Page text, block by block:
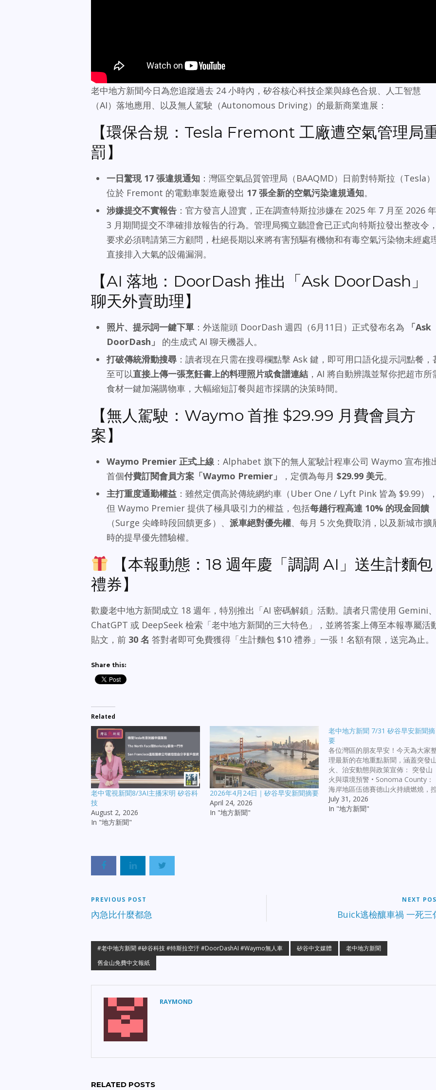
老中地方新聞今日為您追蹤過去 24 小時內，矽谷核心科技企業與綠色合規、人工智慧
（AI）落地應用、以及無人駕駛（Autonomous Driving）的最新商業進展：
【環保合規：Tesla Fremont 工廠遭空氣管理局
罰】
一日驚現 17 張違規通知 ：灣區空氣品質管理局（BAAQMD）日前對特斯拉（Tesla）
位於 Fremont 的電動車製造廠發出 17 張全新的空氣污染違規通知。
涉嫌提交不實報告 ：官方發言人證實，正在調查特斯拉涉嫌在 2025 年 7 月至 2026 年
3 月期間提交不準確排放報告的行為。管理局獨立聽證會已正式向特斯拉發出整改令，
要求必須聘請第三方顧問，杜絕長期以來將有害預驅有機物和有毒空氣污染物未經處
直接排入大氣的設備漏洞。
【AI 落地：DoorDash 推出「Ask DoorDash」
聊天外賣助理】
照片、提示詞一鍵下單 ：外送龍頭 DoorDash 週四（6月11日）正式發布名為
「Ask
DoorDash」
的生成式 AI 聊天機器人。
打破傳統滑動搜尋 ：讀者現在只需在搜尋欄點擊 Ask 鍵，即可用口語化提示詞點餐，
至可以直接上傳一張烹飪書上的料理照片或食譜連結 ，AI 將自動辨識並幫你把超市所
食材一鍵加滿購物車，大幅縮短訂餐與超市採購的決策時間。
【無人駕駛：Waymo 首推 $29.99 月費會員方
案】
Waymo Premier 正式上線 ：Alphabet 旗下的無人駕駛計程車公司 Waymo 宣布推
首個付費訂閱會員方案「Waymo Premier」 ，定價為每月 $29.99 美元。
主打重度通勤權益 ：雖然定價高於傳統網約車（Uber One / Lyft Pink 皆為 $9.99），
但 Waymo Premier 提供了極具吸引力的權益，包括每趟行程高達 10% 的現金回饋
（Surge 尖峰時段回饋更多）、 派車絕對優先權、每月 5 次免費取消，以及新城市擴
時的提早優先體驗權。
【本報動態：18 週年慶「調調 AI」送生計麵包
禮券】
歡慶老中地方新聞成立 18 週年，特別推出「AI 密碼解鎖」活動。讀者只需使用 Gemini、
ChatGPT 或 DeepSeek 檢索「老中地方新聞的三大特色」，並將答案上傳至本報專屬活
貼文，前 30 名 答對者即可免費獲得「生計麵包 $10 禮券」一張！名額有限，送完為止。
Share this:
Related
老中電視新聞8/3AI主播宋明 矽谷科
技
August 2, 2026
In "地方新聞"
2026年4月24日｜矽谷早安新聞摘要
April 24, 2026
In "地方新聞"
老中地方新聞 7/31 矽谷早安新聞摘
要
各位灣區的朋友早安！今天為大家
理最新的在地重點新聞，涵蓋突發
火、治安動態與政策宣佈： 突發山
火與環境預警 • Sonoma County：
海岸地區伍德賽德山火持續燃燒，
制率約 30%。鹽角州立公園一帶發
布疏散令，1 號公路部分關閉。 •
走廊一週內連發 3 起槍擊案，警方
創。 • Morgan Hill：YMCA 營地一
Walnut 大學附近輔助生活設施發生
人質危機，嫌犯試圖傷害人質時遭警
將詹姆斯·比爾正式宣誓就任新任警
July 31, 2026
In "地方新聞"
PREVIOUS POST
內急比什麼都急
NEXT
Buick逃檢釀車禍 一死三
#老中地方新聞 #矽谷科技 #特斯拉空汙 #DoorDashAI #Waymo無人車 矽谷中文媒體
老中地方新聞
舊金山免費中文報紙
RAYMOND
RELATED POSTS